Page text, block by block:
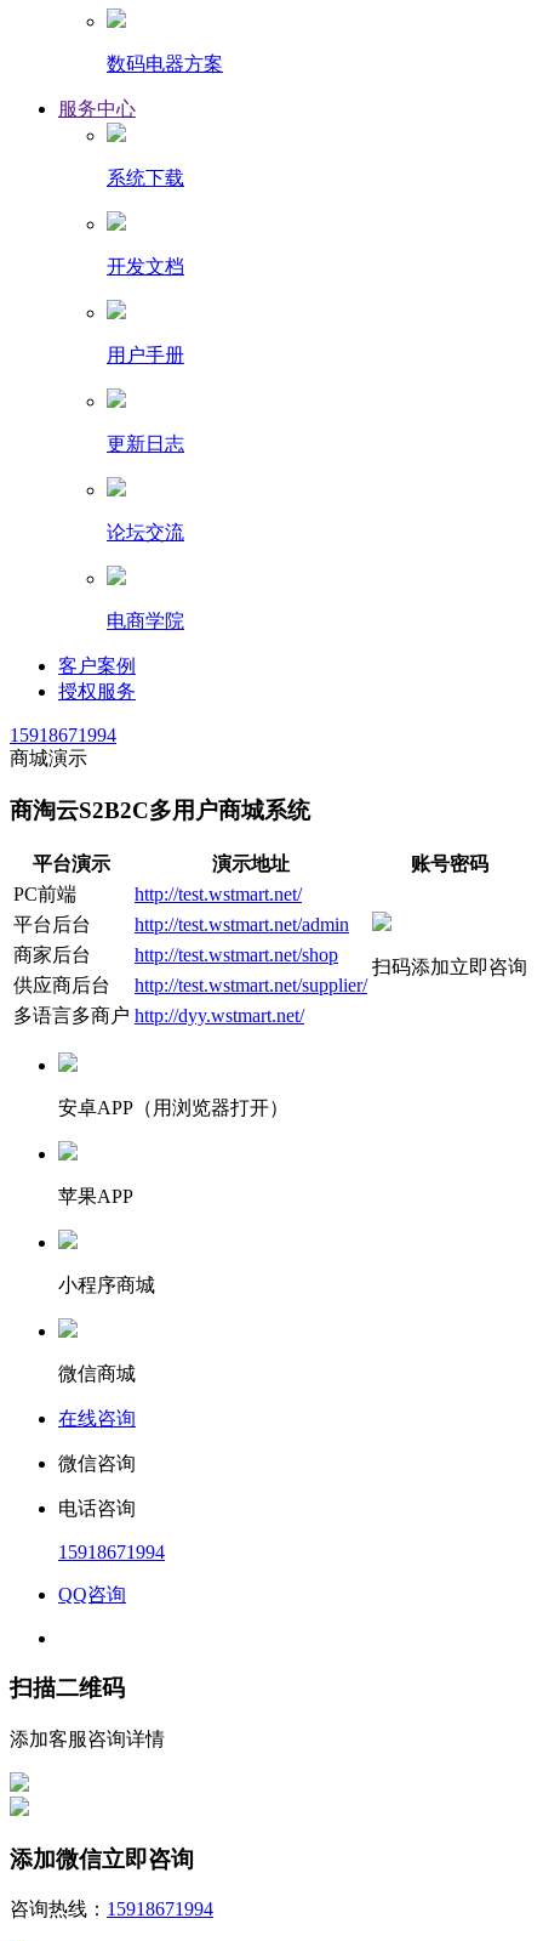
数码电器方案
服务中心
系统下载
开发文档
用户手册
更新日志
论坛交流
电商学院
客户案例
授权服务
15918671994
商城演示
商淘云S2B2C多用户商城系统
平台演示 演示地址
账号密码
PC前端
http://test.wstmart.net/
扫码添加立即咨询
平台后台
http://test.wstmart.net/admin
商家后台
http://test.wstmart.net/shop
供应商后台
http://test.wstmart.net/supplier/
多语言多商户 http://dyy.wstmart.net/
安卓APP（用浏览器打开）
苹果APP
小程序商城
微信商城
在线咨询
微信咨询
电话咨询
15918671994
QQ咨询
扫描二维码
添加客服咨询详情
添加微信立即咨询
咨询热线： 15918671994